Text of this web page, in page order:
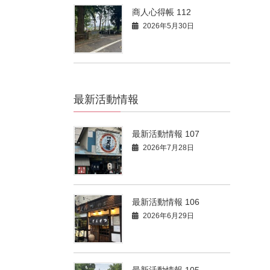
商人心得帳 112
2026年5月30日
最新活動情報
最新活動情報 107
2026年7月28日
最新活動情報 106
2026年6月29日